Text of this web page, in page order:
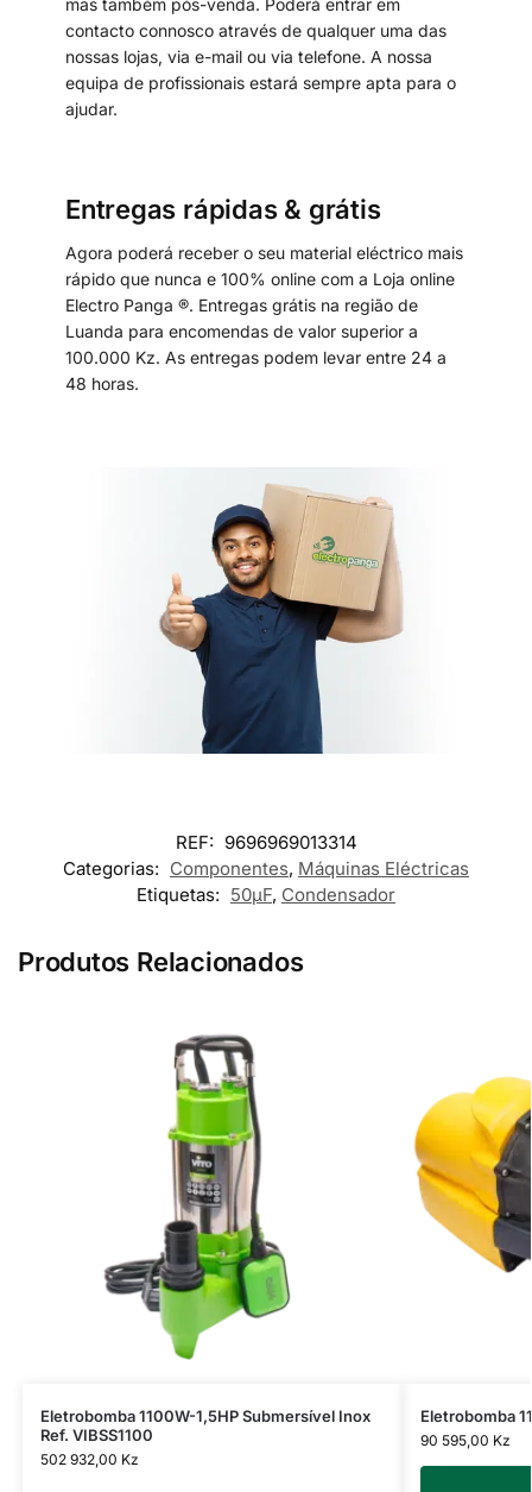
mas também pós-venda. Poderá entrar em
contacto connosco através de qualquer uma das
nossas lojas, via e-mail ou via telefone. A nossa
equipa de profissionais estará sempre apta para o
ajudar.
Entregas rápidas & grátis
Agora poderá receber o seu material eléctrico mais
rápido que nunca e 100% online com a Loja online
Electro Panga ®. Entregas grátis na região de
Luanda para encomendas de valor superior a
100.000 Kz. As entregas podem levar entre 24 a
48 horas.
REF: 9696969013314
Categorias: Componentes, Máquinas Eléctricas
Etiquetas: 50µF, Condensador
Produtos Relacionados
Eletrobomba 1100W-1,5HP Submersível Inox
Ref. VIBSS1100
502 932,00 Kz
Eletrobomba
90 595,00 Kz